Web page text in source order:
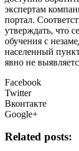
экспертам
портал.
утверждать, что
обучения с
населенный
явно не
Facebook
Twitter
Вконтакте
Google+
Related posts: